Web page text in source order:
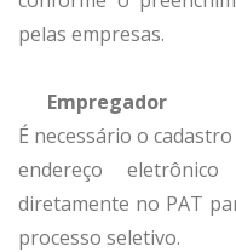
pelas empresas.
Empregador
É necessário o
endereço eletrônico
diretamente no PAT
processo seletivo.